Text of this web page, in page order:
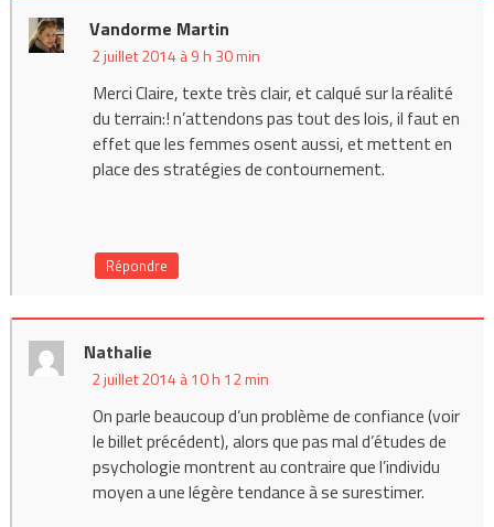
Vandorme Martin
2 juillet 2014 à 9 h 30 min
Merci Claire, texte très clair, et calqué sur la réalité
du terrain:! n’attendons pas tout des lois, il faut en
effet que les femmes osent aussi, et mettent en
place des stratégies de contournement.
Répondre
Nathalie
2 juillet 2014 à 10 h 12 min
On parle beaucoup d’un problème de confiance (voir
le billet précédent), alors que pas mal d’études de
psychologie montrent au contraire que l’individu
moyen a une légère tendance à se surestimer.